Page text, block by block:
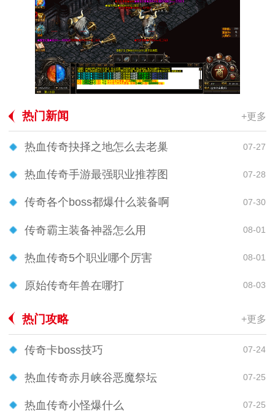
热门新闻 +更多
热血传奇抉择之地怎么去老巢 07-27
热血传奇手游最强职业推荐图 07-28
传奇各个boss都爆什么装备啊 07-30
传奇霸主装备神器怎么用 08-01
热血传奇5个职业哪个厉害 08-01
原始传奇年兽在哪打 08-03
热门攻略 +更多
传奇卡boss技巧 07-24
热血传奇赤月峡谷恶魔祭坛 07-25
热血传奇小怪爆什么 07-25